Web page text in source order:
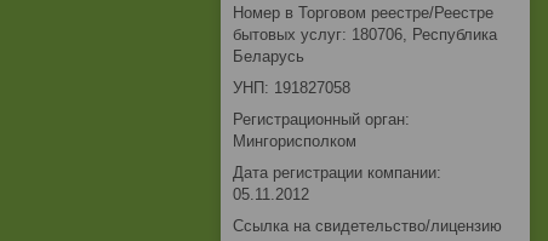
Номер в Торговом реестре/Реестре
бытовых услуг: 180706, Республика
Беларусь
УНП: 191827058
Регистрационный орган:
Мингорисполком
Дата регистрации компании:
05.11.2012
Ссылка на свидетельство/лицензию